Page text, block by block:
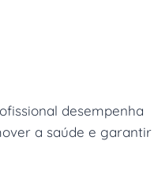
desempenha
a saúde e garantir